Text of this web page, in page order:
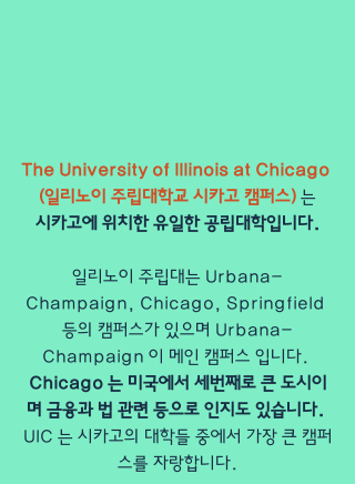
The University of Illinois at Chicago
(일리노이 주립대학교 시카고 캠퍼스) 는
시카고에 위치한 유일한 공립대학입니다.
일리노이 주립대는 Urbana-
Champaign, Chicago, Springfield
등의 캠퍼스가 있으며 Urbana-
Champaign 이 메인 캠퍼스 입니다.
Chicago 는 미국에서 세번째로 큰 도시이
며 금융과 법 관련 등으로 인지도 있습니다.
UIC 는 시카고의 대학들 중에서 가장 큰 캠퍼
스를 자랑합니다.